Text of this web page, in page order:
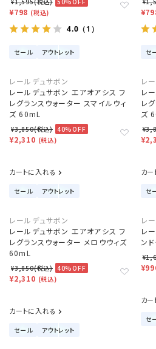
¥798 (税込)
4.0 （1）
セール アウトレット セ
レールデュサボン
レールデュサボン エアオアシス フ
レグランスウォーター スマイルウィ
ズ 60mL
¥3,850(税込) 40%OFF
¥2,310 (税込)
カートに入れる
セール アウトレット
レ
レ
レ
ズ
カー
セ
レールデュサボン
レールデュサボン エアオアシス フ
レグランスウォーター メロウウィズ
60mL
¥3,850(税込) 40%OFF
¥2,310 (税込)
カートに入れる
セール アウトレット
レ
レ
ン
カー
セ